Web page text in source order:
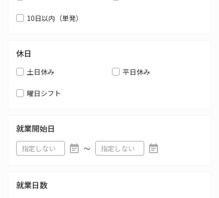
10日以内（単発）
休日
土日休み 平日休み
曜日シフト
就業開始日
〜
就業日数